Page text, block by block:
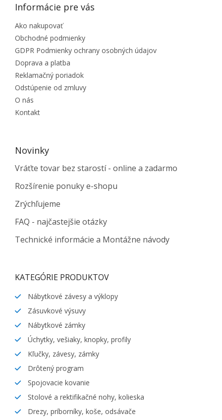
Informácie pre vás
Ako nakupovať
Obchodné podmienky
GDPR Podmienky ochrany osobných údajov
Doprava a platba
Reklamačný poriadok
Odstúpenie od zmluvy
O nás
Kontakt
Novinky
Vráťte tovar bez starostí - online a zadarmo
Rozšírenie ponuky e-shopu
Zrýchľujeme
FAQ - najčastejšie otázky
Technické informácie a Montážne návody
KATEGÓRIE PRODUKTOV
Nábytkové závesy a výklopy
Zásuvkové výsuvy
Nábytkové zámky
Úchytky, vešiaky, knopky, profily
Kľučky, závesy, zámky
Drôtený program
Spojovacie kovanie
Stolové a rektifikačné nohy, kolieska
Drezy, príborníky, koše, odsávače